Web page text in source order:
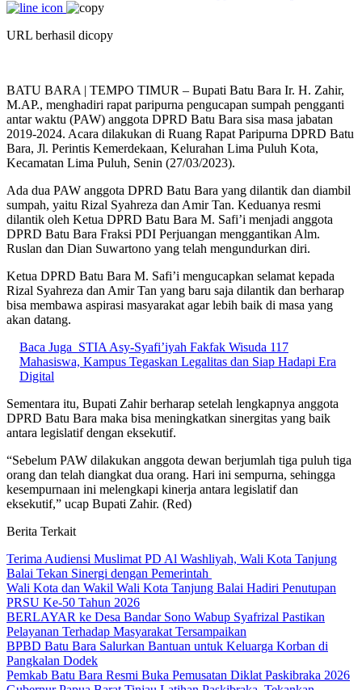
URL berhasil dicopy
BATU BARA | TEMPO TIMUR – Bupati Batu Bara Ir. H. Zahir,
M.AP., menghadiri rapat paripurna pengucapan sumpah pengganti
antar waktu (PAW) anggota DPRD Batu Bara sisa masa jabatan
2019-2024. Acara dilakukan di Ruang Rapat Paripurna DPRD Batu
Bara, Jl. Perintis Kemerdekaan, Kelurahan Lima Puluh Kota,
Kecamatan Lima Puluh, Senin (27/03/2023).
Ada dua PAW anggota DPRD Batu Bara yang dilantik dan diambil
sumpah, yaitu Rizal Syahreza dan Amir Tan. Keduanya resmi
dilantik oleh Ketua DPRD Batu Bara M. Safi’i menjadi anggota
DPRD Batu Bara Fraksi PDI Perjuangan menggantikan Alm.
Ruslan dan Dian Suwartono yang telah mengundurkan diri.
Ketua DPRD Batu Bara M. Safi’i mengucapkan selamat kepada
Rizal Syahreza dan Amir Tan yang baru saja dilantik dan berharap
bisa membawa aspirasi masyarakat agar lebih baik di masa yang
akan datang.
Baca Juga STIA Asy-Syafi’iyah Fakfak Wisuda 117
Mahasiswa, Kampus Tegaskan Legalitas dan Siap Hadapi Era
Digital
Sementara itu, Bupati Zahir berharap setelah lengkapnya anggota
DPRD Batu Bara maka bisa meningkatkan sinergitas yang baik
antara legislatif dengan eksekutif.
“Sebelum PAW dilakukan anggota dewan berjumlah tiga puluh tiga
orang dan telah diangkat dua orang. Hari ini sempurna, sehingga
kesempurnaan ini melengkapi kinerja antara legislatif dan
eksekutif,” ucap Bupati Zahir. (Red)
Berita Terkait
Terima Audiensi Muslimat PD Al Washliyah, Wali Kota Tanjung
Balai Tekan Sinergi dengan Pemerintah
Wali Kota dan Wakil Wali Kota Tanjung Balai Hadiri Penutupan
PRSU Ke-50 Tahun 2026
BERLAYAR ke Desa Bandar Sono Wabup Syafrizal Pastikan
Pelayanan Terhadap Masyarakat Tersampaikan
BPBD Batu Bara Salurkan Bantuan untuk Keluarga Korban di
Pangkalan Dodek
Pemkab Batu Bara Resmi Buka Pemusatan Diklat Paskibraka 2026